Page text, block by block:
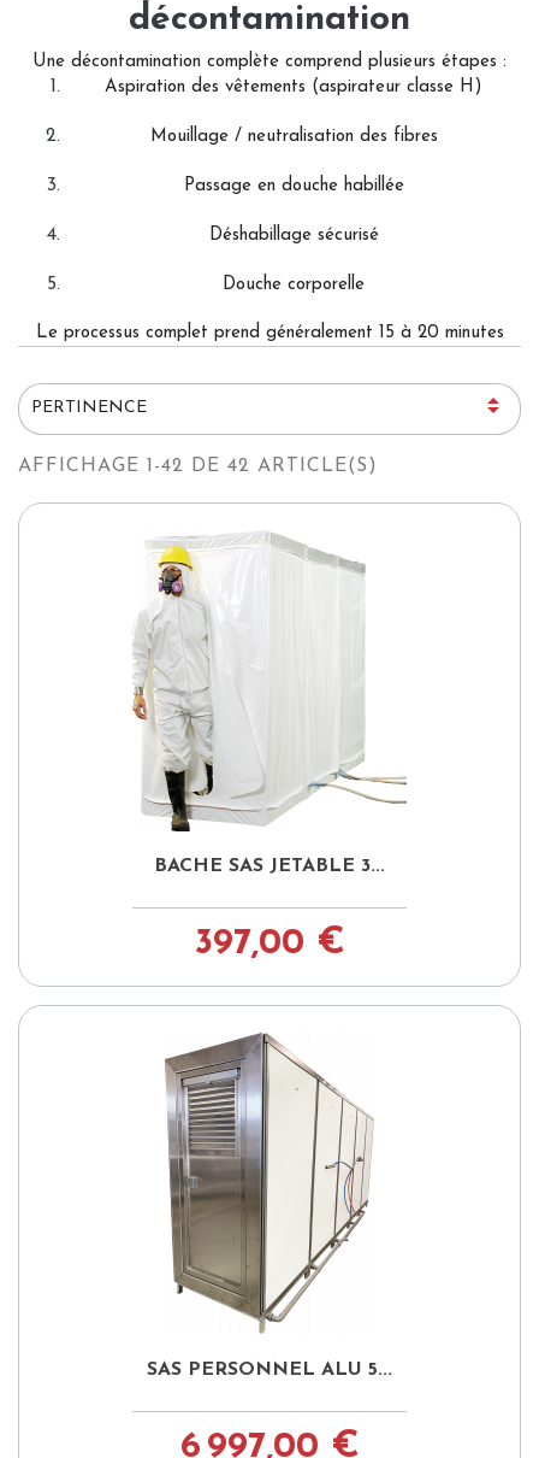
décontamination
Une décontamination complète comprend plusieurs étapes :
Aspiration des vêtements (aspirateur classe H)
Mouillage / neutralisation des fibres
Passage en douche habillée
Déshabillage sécurisé
Douche corporelle
Le processus complet prend généralement 15 à 20 minutes
PERTINENCE 
AFFICHAGE 1-42 DE 42 ARTICLE(S)
BACHE SAS JETABLE 3...
397,00 €
SAS PERSONNEL ALU 5...
6 997,00 €